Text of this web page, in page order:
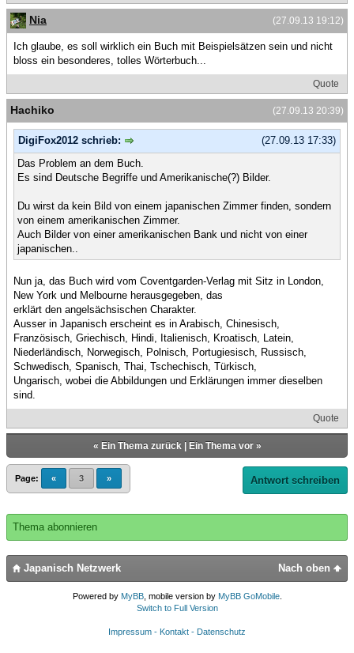
(27.09.13 19:12)
Nia
Ich glaube, es soll wirklich ein Buch mit Beispielsätzen sein und nicht
bloss ein besonderes, tolles Wörterbuch...
Quote
(27.09.13 20:39)
Hachiko
(27.09.13 17:33)
DigiFox2012 schrieb:
Das Problem an dem Buch.
Es sind Deutsche Begriffe und Amerikanische(?) Bilder.
Du wirst da kein Bild von einem japanischen Zimmer finden, sondern
von einem amerikanischen Zimmer.
Auch Bilder von einer amerikanischen Bank und nicht von einer
japanischen..
Nun ja, das Buch wird vom Coventgarden-Verlag mit Sitz in London,
New York und Melbourne herausgegeben, das
erklärt den angelsächsischen Charakter.
Ausser in Japanisch erscheint es in Arabisch, Chinesisch,
Französisch, Griechisch, Hindi, Italienisch, Kroatisch, Latein,
Niederländisch, Norwegisch, Polnisch, Portugiesisch, Russisch,
Schwedisch, Spanisch, Thai, Tschechisch, Türkisch,
Ungarisch, wobei die Abbildungen und Erklärungen immer dieselben
sind.
Quote
« Ein Thema zurück| Ein Thema vor»
Page: « 3 » Antwort schreiben
Thema abonnieren
Nach oben
Japanisch Netzwerk
Powered by MyBB, mobile version by MyBB GoMobile.
Switch to Full Version
Impressum - Kontakt - Datenschutz